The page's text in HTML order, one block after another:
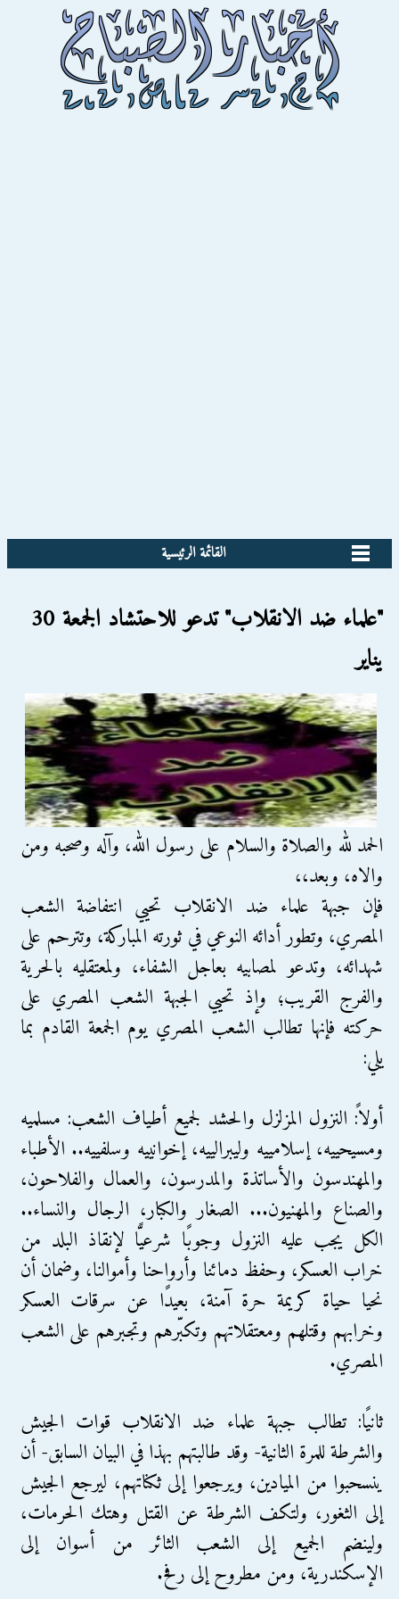
القائمة الرئيسية
"علماء ضد الانقلاب" تدعو للاحتشاد الجمعة 30
يناير
الحمد لله والصلاة والسلام على رسول الله، وآله وصحبه ومن
والاه، وبعد،،
فإن جبهة علماء ضد الانقلاب تحيي انتفاضة الشعب
المصري، وتطور أدائه النوعي في ثورته المباركة، وتترحم على
شهدائه، وتدعو لمصابيه بعاجل الشفاء، ولمعتقليه بالحرية
والفرج القريب؛ وإذ تحيي الجبهة الشعب المصري على
حركته فإنها تطالب الشعب المصري يوم الجمعة القادم بما
يلي:
أولاً: النزول المزلزل والحشد لجميع أطياف الشعب: مسلميه
ومسيحييه، إسلامييه وليبرالييه، إخوانييه وسلفييه.. الأطباء
والمهندسون والأساتذة والمدرسون، والعمال والفلاحون،
والصناع والمهنيون... الصغار والكبار، الرجال والنساء..
الكل يجب عليه النزول وجوبًا شرعيًّا لإنقاذ البلد من
خراب العسكر، وحفظ دمائنا وأرواحنا وأموالنا، وضمان أن
نحيا حياة كريمة حرة آمنة، بعيدًا عن سرقات العسكر
وخرابهم وقتلهم ومعتقلاتهم وتكبّرهم وتجبرهم على الشعب
المصري.
ثانيًا: تطالب جبهة علماء ضد الانقلاب قوات الجيش
والشرطة للمرة الثانية- وقد طالبتهم بهذا في البيان السابق- أن
ينسحبوا من الميادين، ويرجعوا إلى ثكناتهم، ليرجع الجيش
إلى الثغور، ولتكف الشرطة عن القتل وهتك الحرمات،
ولينضم الجميع إلى الشعب الثائر من أسوان إلى
الإسكندرية، ومن مطروح إلى رفح.